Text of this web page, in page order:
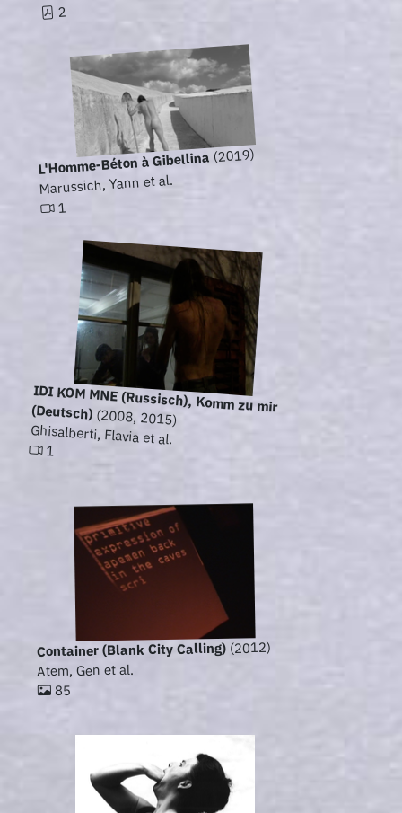
2
L'Homme-Béton à Gibellina (2019)
Marussich, Yann et al.
1
IDI KOM MNE (Russisch), Komm zu mir
(Deutsch) (2008, 2015)
Ghisalberti, Flavia et al.
1
Container (Blank City Calling)(2012)
Atem, Gen et al.
85